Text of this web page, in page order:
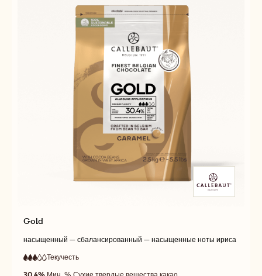
Gold
насыщенный — сбалансированный — насыщенные ноты ириса
3 Текучесть